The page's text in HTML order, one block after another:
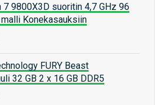
7 9800X3D suoritin 4,7 GHz 96
Konekasauksiin
FURY Beast
32 GB 2 x 16 GB DDR5